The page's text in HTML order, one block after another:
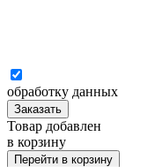
обработку данных
Заказать
Товар добавлен
в корзину
Перейти в корзину